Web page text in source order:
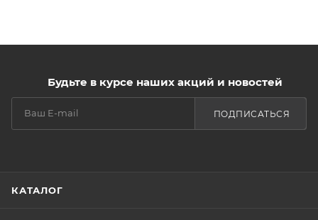
Будьте в курсе наших акций и новостей
ПОДПИСАТЬСЯ
КАТАЛОГ